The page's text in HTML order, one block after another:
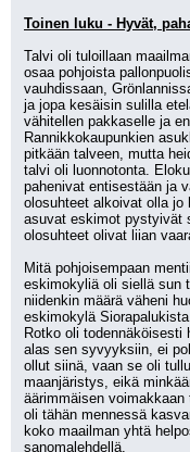
Toinen luku - Hyvät,
Talvi oli tuloillaan
osaa pohjoista
vauhdissaan,
ja jopa kesäisin sulilla
vähitellen pakkaselle ja
Rannikkokaupunkien
pitkään talveen, mutta
talvi oli luonnotonta.
pahenivat entisestään ja
olosuhteet alkoivat olla jo
asuvat eskimot pystyivät
olosuhteet olivat liian
Mitä pohjoisempaan
eskimokyliä oli siellä sun
niidenkin määrä väheni
eskimokylä
Rotko oli
alas sen syvyyksiin, ei
ollut siinä, vaan se oli
maanjäristys, eikä
äärimmäisen
oli tähän mennessä
koko maailman yhtä
sanomalehdellä.